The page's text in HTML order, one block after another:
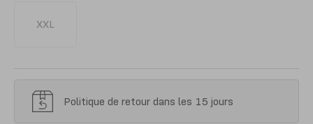
XXL
Politique de retour dans les 15 jours